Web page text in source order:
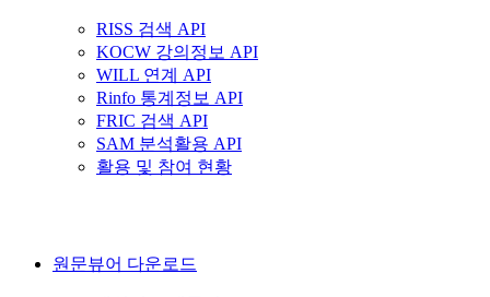
RISS 검색 API
KOCW 강의정보 API
WILL 연계 API
Rinfo 통계정보 API
FRIC 검색 API
SAM 분석활용 API
활용 및 참여 현황
원문뷰어 다운로드